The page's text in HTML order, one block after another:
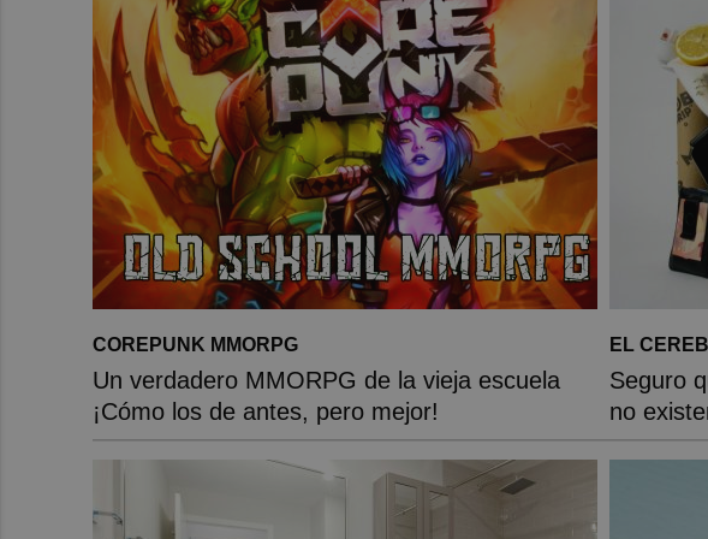
COREPUNK MMORPG
Un verdadero MMORPG de la vieja escuela
¡Cómo los de antes, pero mejor!
EL
Seguro
no